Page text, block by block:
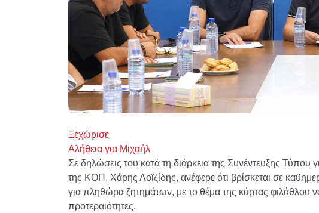
Ξεχώρισε
Αλήθεια για Μιχαήλ
Σε δηλώσεις του κατά τη διάρκεια της Συνέντευξης
της ΚΟΠ, Χάρης Λοϊζίδης, ανέφερε ότι βρίσκεται σε
για πληθώρα ζητημάτων, με το θέμα της κάρτας φιλάθλου
προτεραιότητες.